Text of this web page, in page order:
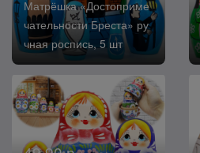
Матрёшка «Достоприме
чательности Бреста» ру
чная роспись, 5 шт